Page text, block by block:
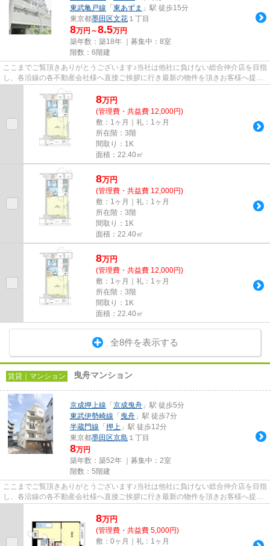
東武亀戸線 「 東あずま 」駅 徒歩15分
東京都墨田区文花 １丁目
8万円～8.5万円
築年数：築18年 ｜募集中： 8室
階数：6階建
ここまでご覧頂きありがとうございます♪当社は他社に負けない総合仲介店を目指
し、各沿線の各不動産会社様へ直接ご挨拶に行き最新の物件を頂きお客様へ提供
しております！最新の情報は...
8万円
(管理費・共益費 12,000円)
敷：1ヶ月｜礼：1ヶ月
所在階：3階
間取り：1K
面積：22.40㎡
8万円
(管理費・共益費 12,000円)
敷：1ヶ月｜礼：1ヶ月
所在階：3階
間取り：1K
面積：22.40㎡
8万円
(管理費・共益費 12,000円)
敷：1ヶ月｜礼：1ヶ月
所在階：3階
間取り：1K
面積：22.40㎡
全8件を表示する
賃貸｜マンション 曳舟マンション
京成押上線 「 京成曳舟 」駅 徒歩5分
東武伊勢崎線 「 曳舟 」駅 徒歩7分
半蔵門線 「 押上 」駅 徒歩12分
東京都墨田区京島 １丁目
8万円
築年数：築52年 ｜募集中： 2室
階数：5階建
ここまでご覧頂きありがとうございます♪当社は他社に負けない総合仲介店を目指
し、各沿線の各不動産会社様へ直接ご挨拶に行き最新の物件を頂きお客様へ提供
8万円
(管理費・共益費 5,000円)
敷：0ヶ月｜礼：1ヶ月